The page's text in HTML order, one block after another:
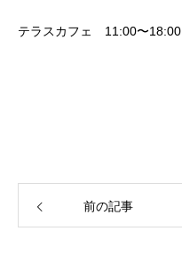
テラスカフェ 11:00〜18:00
前の記事